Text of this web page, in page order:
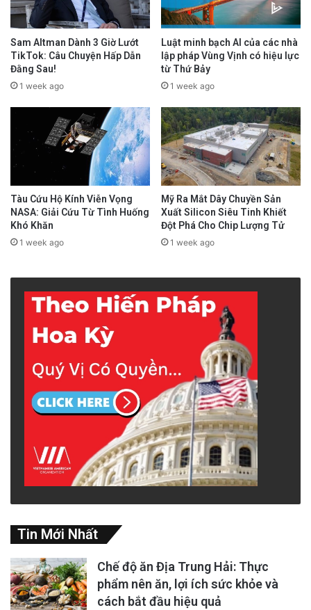
Sam Altman Dành 3 Giờ Lướt
TikTok: Câu Chuyện Hấp Dẫn
Đằng Sau!
1 week ago
Luật minh bạch AI của các nhà
lập pháp Vùng Vịnh có hiệu lực
từ Thứ Bảy
1 week ago
Tàu Cứu Hộ Kính Viễn Vọng
NASA: Giải Cứu Từ Tình Huống
Khó Khăn
1 week ago
Mỹ Ra Mắt Dây Chuyền Sản
Xuất Silicon Siêu Tinh Khiết
Đột Phá Cho Chip Lượng Tử
1 week ago
Tin Mới Nhất
Chế độ ăn Địa Trung Hải: Thực
phẩm nên ăn, lợi ích sức khỏe và
cách bắt đầu hiệu quả